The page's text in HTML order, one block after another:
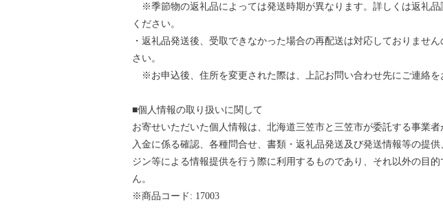
※季節物の返礼品によっては発送時期が異なります。詳しくは返礼品
ください。
・返礼品発送後、受取できなかった場合の再配送は対応しておりませ
さい。
※お申込後、住所を変更された際は、上記お問い合わせ先にご連絡を
■個人情報の取り扱いに関して
お寄せいただいた個人情報は、北海道三笠市と三笠市が委託する事業
入金に係る確認、各種問合せ、書類・返礼品発送及び発送情報等の提
ジン等による情報提供を行う際に利用するものであり、それ以外の目
ん。
※商品コード: 17003